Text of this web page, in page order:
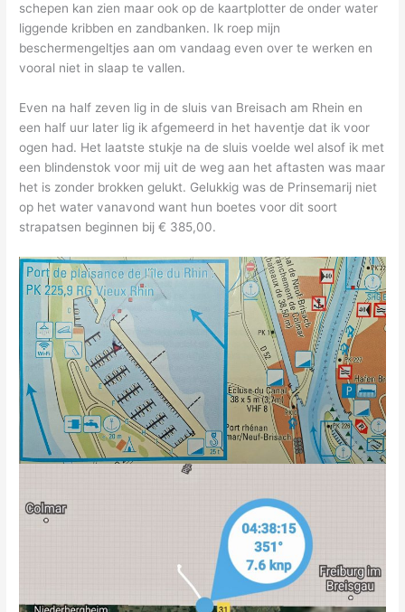
schepen kan zien maar ook op de kaartplotter de onder water
liggende kribben en zandbanken. Ik roep mijn
beschermengeltjes aan om vandaag even over te werken en
vooral niet in slaap te vallen.
Even na half zeven lig in de sluis van Breisach am Rhein en
een half uur later lig ik afgemeerd in het haventje dat ik voor
ogen had. Het laatste stukje na de sluis voelde wel alsof ik met
een blindenstok voor mij uit de weg aan het aftasten was maar
het is zonder brokken gelukt. Gelukkig was de Prinsemarij niet
op het water vanavond want hun boetes voor dit soort
strapatsen beginnen bij € 385,00.